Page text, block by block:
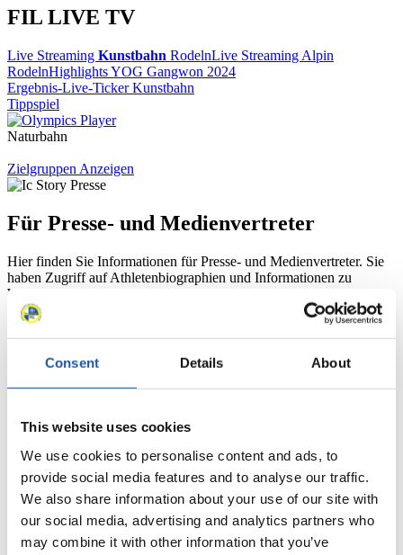
Consent Details About
This website uses cookies
We use cookies to personalise content and ads, to
provide social media features and to analyse our traffic.
We also share information about your use of our site with
our social media, advertising and analytics partners who
may combine it with other information that you’ve
FIL LIVE TV
Live Streaming Kunstbahn RodelnLive Streaming Alpin
RodelnHighlights YOG Gangwon 2024
Ergebnis-Live-Ticker Kunstbahn
Tippspiel
Naturbahn
Zielgruppen Anzeigen
Für Presse- und Medienvertreter
Hier finden Sie Informationen für Presse- und Medienvertreter. Sie
haben Zugriff auf Athletenbiographien und Informationen zu
Wettkämpfen. Außerdem können Sie Ihre Medienakkreditierung
beantragen, die Grundregeln des Rennrodelsports einsehen und
allgemeine Neuigkeiten einholen.
>> Weiter
Für Nationale Verbände